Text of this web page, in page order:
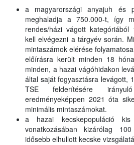
a magyarországi anyajuh és
meghaladja a 750.000-t, így
rendes/házi vágott kategóriából
kell elvégezni a tárgyév során.
mintaszámok elérése
előírásra került minden 18
minden, a hazai vágóhidakon
által saját fogyasztásra levágott,
TSE felderítésére
eredményeképpen 2021 óta
minimális mintaszámokat.
a hazai kecskepopuláció
vonatkozásában kizárólag
idősebb elhullott kecske